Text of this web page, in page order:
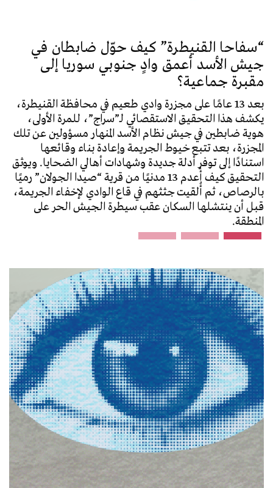
“سفاحا القنيطرة” كيف حوّل ضابطان في
جيش الأسد أعمق وادٍ جنوبي سوريا إلى
مقبرة جماعية؟
بعد 13 عامًا على مجزرة وادي طعيم في محافظة القنيطرة،
يكشف هذا التحقيق الاستقصائي لـ”سراج”، للمرة الأولى،
هوية ضابطين في جيش نظام الأسد المنهار مسؤولين عن تلك
المجزرة، بعد تتبع خيوط الجريمة وإعادة بناء وقائعها
استنادًا إلى توفر أدلة جديدة وشهادات أهالي الضحايا. ويوثق
التحقيق كيف أُعدم 13 مدنيًا من قرية “صيدا الجولان” رميًا
بالرصاص، ثم أُلقيت جثثهم في قاع الوادي لإخفاء الجريمة،
قبل أن ينتشلها السكان عقب سيطرة الجيش الحر على
المنطقة.